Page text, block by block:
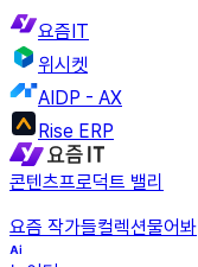
요즘IT
위시켓
AIDP - AX
Rise ERP
콘텐츠프로덕트 밸리
요즘 작가들컬렉션물어봐